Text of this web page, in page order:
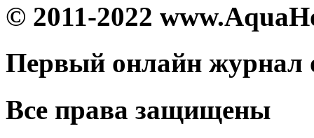
© 2011-2022
Первый онлайн журнал
Все права защищены